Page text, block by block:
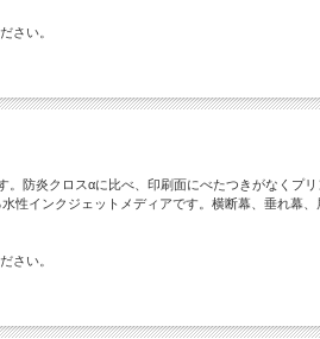
さい。
防炎クロスαに比べ、印刷面にべたつきがなくプ
インクジェットメディアです。横断幕、垂れ幕
さい。